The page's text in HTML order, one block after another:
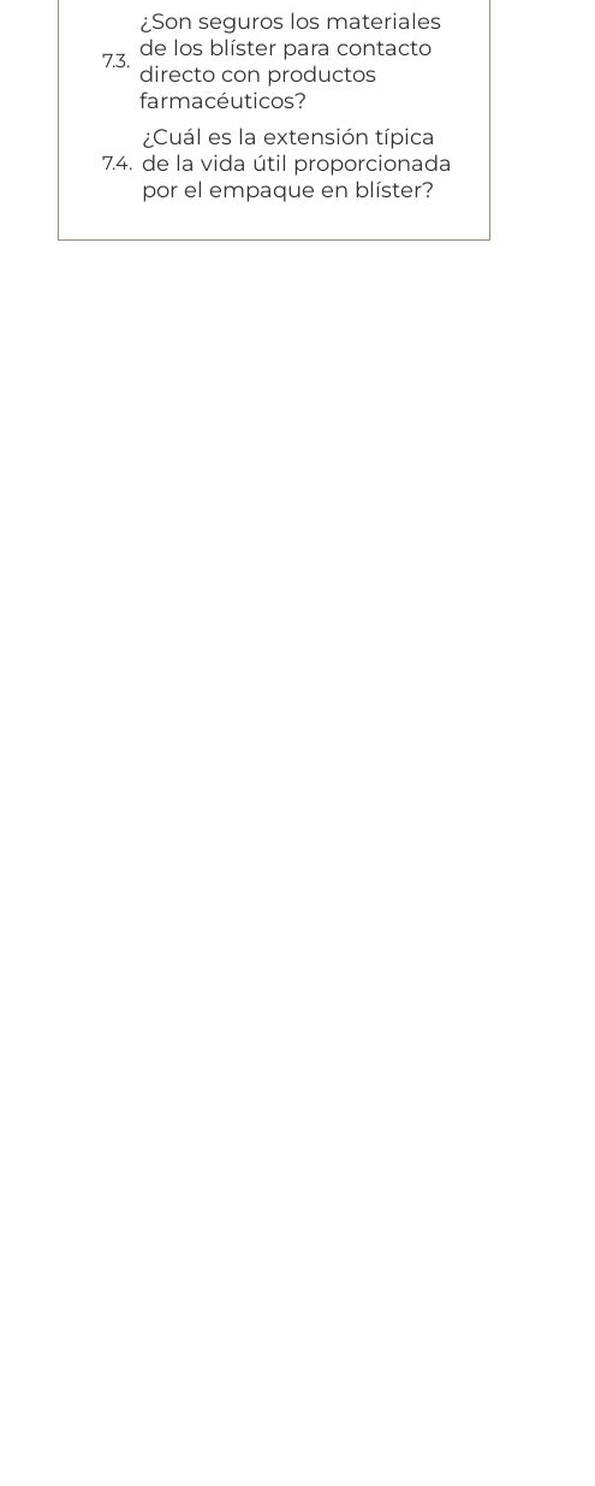
¿Son seguros los materiales
de los blíster para contacto
directo con productos
farmacéuticos?
¿Cuál es la extensión típica
de la vida útil proporcionada
por el empaque en blíster?